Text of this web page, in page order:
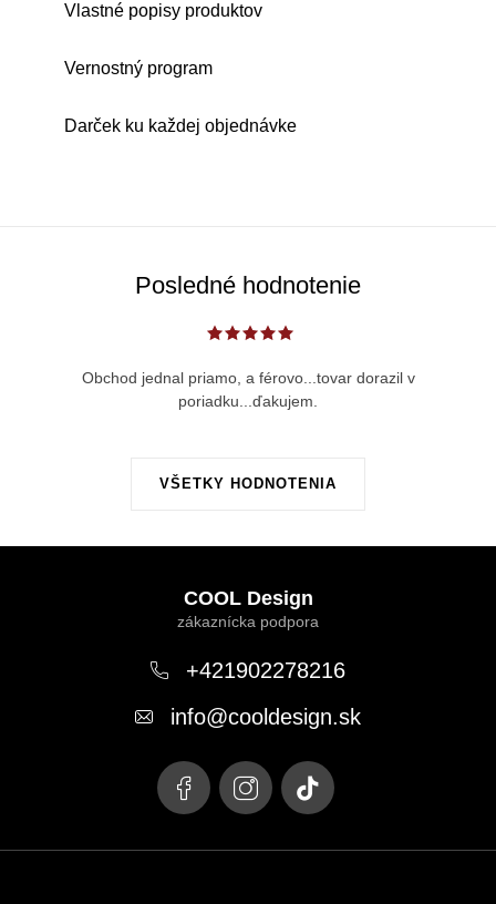
Vlastné popisy produktov
Vernostný program
Darček ku každej objednávke
Posledné hodnotenie
VŠETKY HODNOTENIA
Obchod jednal priamo, a férovo...tovar dorazil v
poriadku...ďakujem.
COOL Design
+421902278216
info@cooldesign.sk